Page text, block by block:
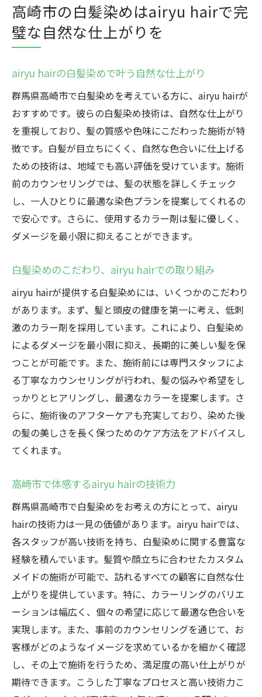
高崎市の白髪染めはairyu hairで完
璧な自然な仕上がりを
airyu hairの白髪染めで叶う自然な仕上がり
群馬県高崎市で白髪染めを考えている方に、airyu hairが
おすすめです。彼らの白髪染め技術は、自然な仕上がり
を重視しており、髪の質感や色味にこだわった施術が特
徴です。白髪が目立ちにくく、自然な色合いに仕上げる
ための技術は、地域でも高い評価を受けています。施術
前のカウンセリングでは、髪の状態を詳しくチェック
し、一人ひとりに最適な染色プランを提案してくれるの
で安心です。さらに、使用するカラー剤は髪に優しく、
ダメージを最小限に抑えることができます。
白髪染めのこだわり、airyu hairでの取り組み
airyu hairが提供する白髪染めには、いくつかのこだわり
があります。まず、髪と頭皮の健康を第一に考え、低刺
激のカラー剤を採用しています。これにより、白髪染め
によるダメージを最小限に抑え、長期的に美しい髪を保
つことが可能です。また、施術前には専門スタッフによ
る丁寧なカウンセリングが行われ、髪の悩みや希望をし
っかりとヒアリングし、最適なカラーを提案します。さ
らに、施術後のアフターケアも充実しており、染めた後
の髪の美しさを長く保つためのケア方法をアドバイスし
てくれます。
高崎市で体感するairyu hairの技術力
群馬県高崎市で白髪染めをお考えの方にとって、airyu
hairの技術力は一見の価値があります。airyu hairでは、
各スタッフが高い技術を持ち、白髪染めに関する豊富な
経験を積んでいます。髪質や顔立ちに合わせたカスタム
メイドの施術が可能で、訪れるすべての顧客に自然な仕
上がりを提供しています。特に、カラーリングのバリエ
ーションは幅広く、個々の希望に応じて最適な色合いを
実現します。また、事前のカウンセリングを通じて、お
客様がどのようなイメージを求めているかを細かく確認
し、その上で施術を行うため、満足度の高い仕上がりが
期待できます。こうした丁寧なプロセスと高い技術力こ